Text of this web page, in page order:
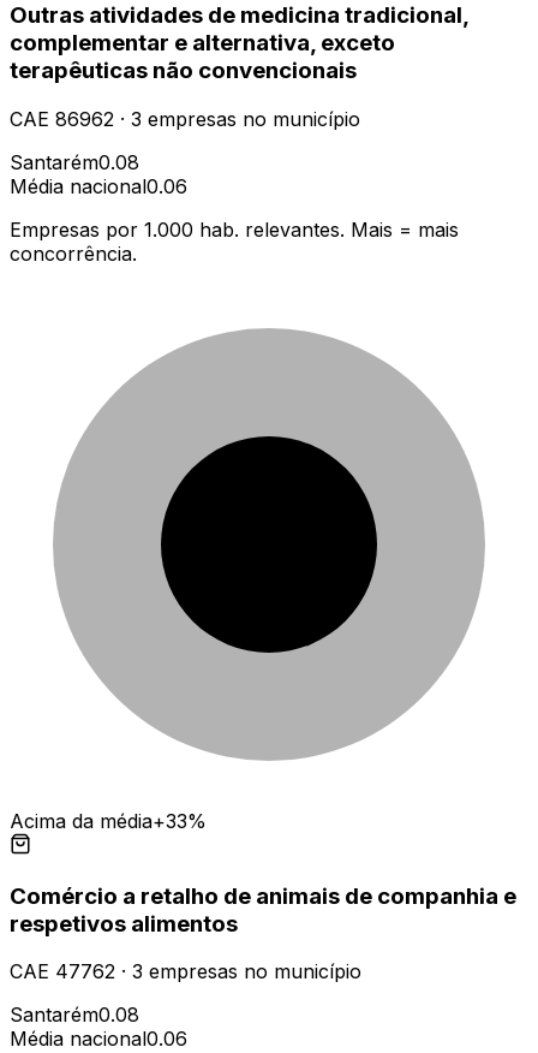
Outras atividades de medicina tradicional,
complementar e alternativa, exceto
terapêuticas não convencionais
CAE 86962 · 3 empresas no município
Santarém0.08
Média nacional0.06
Empresas por 1.000 hab. relevantes. Mais = mais
concorrência.
Acima da média+33%
Comércio a retalho de animais de companhia e
respetivos alimentos
CAE 47762 · 3 empresas no município
Santarém0.08
Média nacional0.06